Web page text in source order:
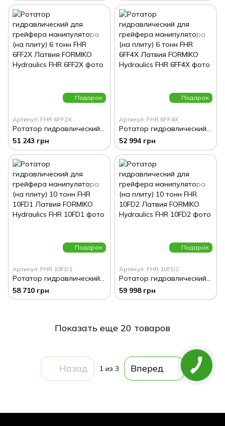
Подарок
Артикул: FHR 6FF2X
51 243 грн
Подарок
Артикул: FHR 6FF4X
52 994 грн
Подарок
Артикул: FHR 10FD1
58 710 грн
Подарок
Артикул: FHR 10FD2
59 998 грн
Показать еще 20 товаров
Назад 1 из 3 Вперед